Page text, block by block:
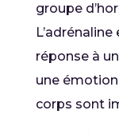
groupe
réponse à
une
corps sont